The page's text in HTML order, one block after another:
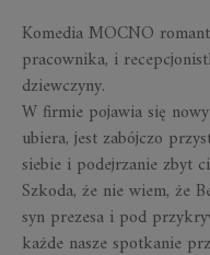
Komedia MOCNO
pracownika, i
dziewczyny.
W firmie pojawia się
ubiera, jest zabójczo
siebie i podejrzanie zbyt
Szkoda, że nie wiem, że
syn prezesa i pod
każde nasze spotkanie